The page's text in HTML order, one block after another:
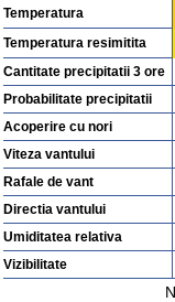
Temperatura
Temperatura resimitita
Cantitate precipitatii 3 ore
Probabilitate precipitatii
Acoperire cu nori
Viteza vantului
Rafale de vant
Directia vantului
Umiditatea relativa
Vizibilitate